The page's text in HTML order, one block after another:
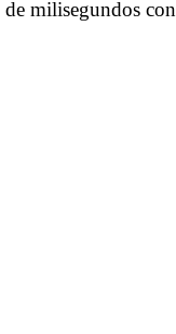
milisegundos con